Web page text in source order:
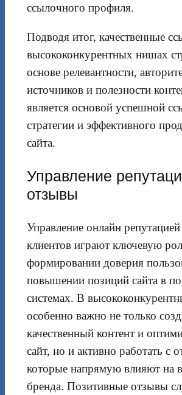
ссылочного профиля.
Подводя итог, качественные
высококонкурентных нишах
основе релевантности,
источников и полезности
является основой успешной
стратегии и эффективного
сайта.
Управление
отзывы
Управление онлайн
клиентов играют ключевую
формировании доверия
повышении позиций сайта в
системах. В
особенно важно не только
качественный контент и
сайт, но и активно работать с
которые напрямую влияют на
бренда. Позитивные отзывы